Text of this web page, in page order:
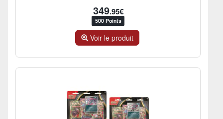
349.95€
500 Points
Voir le produit